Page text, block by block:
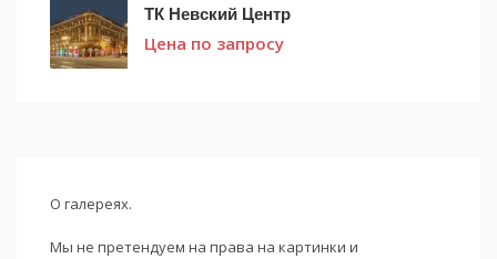
ТК Невский Центр
Цена по запросу
О галереях.
Мы не претендуем на права на картинки и